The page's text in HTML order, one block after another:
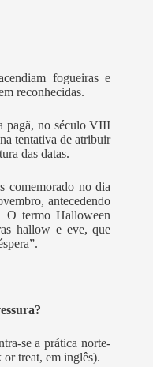
fogueiras e
reconhecidas.
pagã, no século VIII
tentativa de atribuir
das datas.
comemorado no dia
antecedendo
O termo Halloween
hallow e eve, que
se a prática norte-
or treat, em inglês).